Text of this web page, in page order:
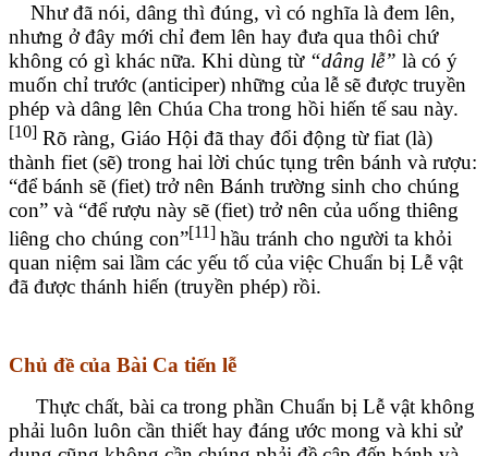
Như đã nói, dâng thì đúng, vì có nghĩa là đem lên,
nhưng ở đây mới chỉ đem lên hay đưa qua thôi chứ
không có gì khác nữa. Khi dùng từ “dâng lễ” là có ý
muốn chỉ trước (anticiper) những của lễ sẽ được truyền
phép và dâng lên Chúa Cha trong hồi hiến tế sau này.
[10] Rõ ràng, Giáo Hội đã thay đổi động từ fiat (là)
thành fiet (sẽ) trong hai lời chúc tụng trên bánh và rượu:
“để bánh sẽ (fiet) trở nên Bánh trường sinh cho chúng
con” và “để rượu này sẽ (fiet) trở nên của uống thiêng
liêng cho chúng con”[11] hầu tránh cho người ta khỏi
quan niệm sai lầm các yếu tố của việc Chuẩn bị Lễ vật
đã được thánh hiến (truyền phép) rồi.
Chủ đề của Bài Ca tiến lễ
Thực chất, bài ca trong phần Chuẩn bị Lễ vật không
phải luôn luôn cần thiết hay đáng ước mong và khi sử